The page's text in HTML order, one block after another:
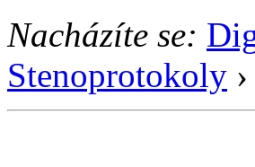
Nacházíte se:
Stenoprotokoly ›